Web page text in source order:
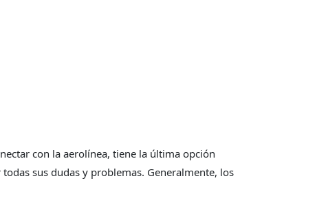
con la aerolínea, tiene la última opción
sus dudas y problemas. Generalmente, los